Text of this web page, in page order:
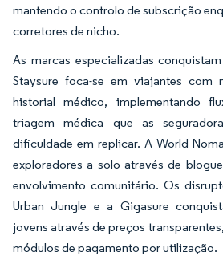
mantendo o controlo de subscrição
corretores de nicho.
As marcas especializadas
Staysure foca-se em viajantes com
historial médico, implementando
triagem médica que as
dificuldade em replicar. A World
exploradores a solo através de
envolvimento comunitário. Os
Urban Jungle e a Gigasure
jovens através de preços
módulos de pagamento por utilização.